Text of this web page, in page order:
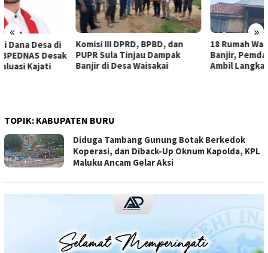
« »
Komisi III DPRD, BPBD, dan
PUPR Sula Tinjau Dampak
Banjir di Desa Waisakai
18 Rumah Warga Terendam
Banjir, Pemda Sula Diminta
Ambil Langkah
TOPIK: KABUPATEN BURU
Diduga Tambang Gunung Botak Berkedok
Koperasi, dan Diback-Up Oknum Kapolda, KPL
Maluku Ancam Gelar Aksi